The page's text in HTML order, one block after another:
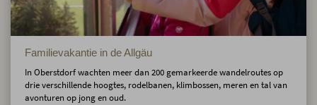
Familievakantie in de Allgäu
In Oberstdorf wachten meer dan 200 gemarkeerde wandelroutes op
drie verschillende hoogtes, rodelbanen, klimbossen, meren en tal van
avonturen op jong en oud.